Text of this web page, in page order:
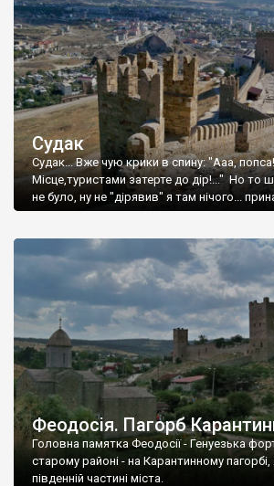
Судак
Судак... Вже чую крики в спину: "Ааа,
Місце,туристами затерте до дір!..." Но то
не було, ну не "дірявив" я там нічого...
Феодосія. Пагорб
Головна памятка Феодосії - Генуезька
старому районі - на Карантинному пагорбі,
південній частині міста.